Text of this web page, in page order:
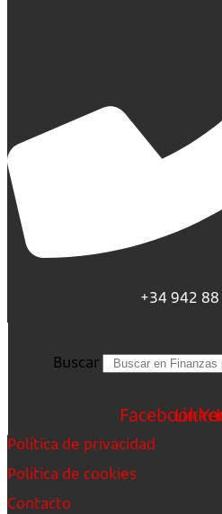
+34 942
Buscar
Facebook
Política de privacidad
Política de cookies
Contacto